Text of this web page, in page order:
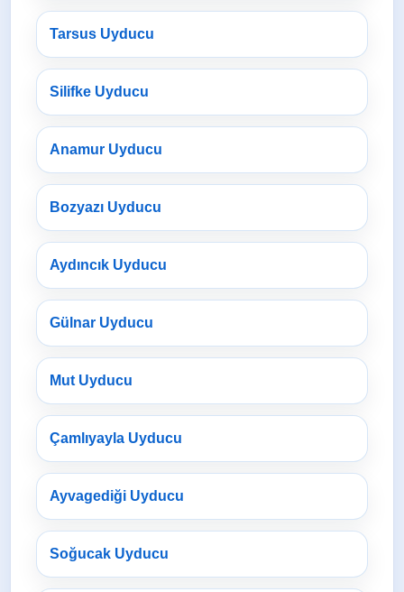
Tarsus Uyducu
Silifke Uyducu
Anamur Uyducu
Bozyazı Uyducu
Aydıncık Uyducu
Gülnar Uyducu
Mut Uyducu
Çamlıyayla Uyducu
Ayvagediği Uyducu
Soğucak Uyducu